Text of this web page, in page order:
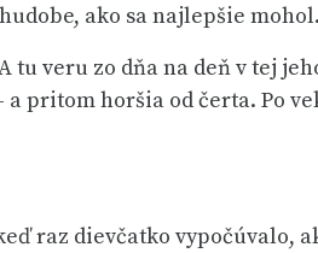
ako sa najlepšie mohol.
tu veru zo dňa na deň v tej
pritom horšia od čerta. Po
raz dievčatko vypočúvalo,